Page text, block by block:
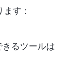
す：
るツールは